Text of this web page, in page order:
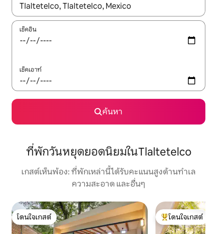
ใช้ลูกศรขึ้นลง หรือใช้การสัมผัสหรือปัด เพื่อสำรวจผลการค้นหา
เช็คอิน
เช็คเอาท์
ค้นหา
ที่พักวันหยุดยอดนิยมในTlaltetelco
เกสต์เห็นพ้อง: ที่พักเหล่านี้ได้รับคะแนนสูงด้านทำเล
ความสะอาด และอื่นๆ
โดนใจเกสต์
โดนใจเกสต์
โดนใจเกสต์ที่สุด
โดนใจเกสต์